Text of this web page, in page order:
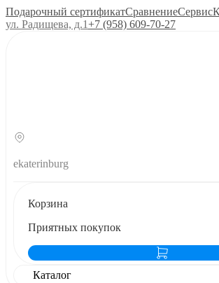
Подарочный сертификатСравнениеСервис
ул. Радищева, д.1+7 (958) 609‑70‑27
ekaterinburg
Корзина
Приятных покупок
Каталог